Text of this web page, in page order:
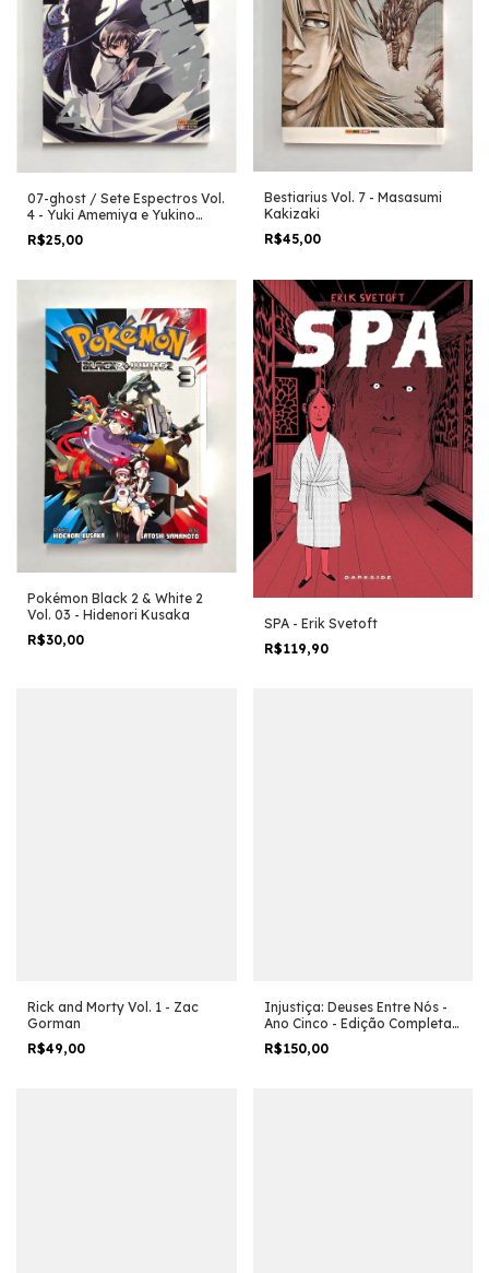
07-ghost / Sete Espectros Vol.
4 - Yuki Amemiya e Yukino
Ichihara
R$25,00
Bestiarius Vol. 7 - Masasumi
Kakizaki
R$45,00
Pokémon Black 2 & White 2
Vol. 03 - Hidenori Kusaka
R$30,00
SPA - Erik Svetoft
R$119,90
Rick and Morty Vol. 1 - Zac
Gorman
R$49,00
Injustiça: Deuses Entre Nós -
Ano Cinco - Edição Completa -
Brian Buccellato e Outros
R$150,00